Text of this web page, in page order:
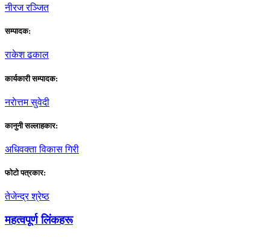
नीरज रञ्जित
सम्पादक:
राकेश ढकाल
कार्यकारी सम्पादक:
नराेत्तम सुवेदी
कानुनी सल्लाहकार:
अधिवक्ता विकास गिरी
फाेटाे पत्रकार:
तेजेन्द्र श्रेष्ठ
महत्वपूर्ण लिंकहरू